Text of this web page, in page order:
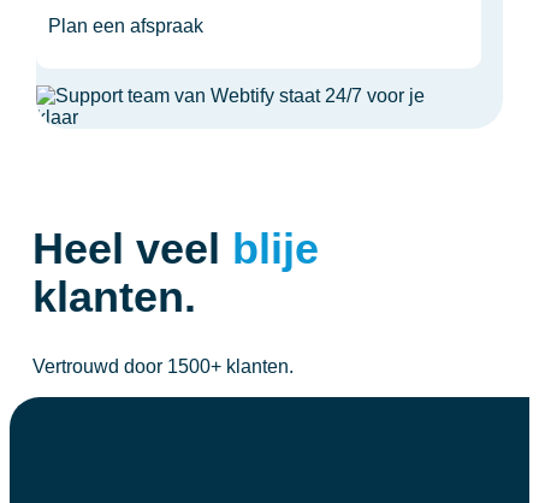
Plan een afspraak
Heel veel blije
klanten.
Vertrouwd door 1500+ klanten.